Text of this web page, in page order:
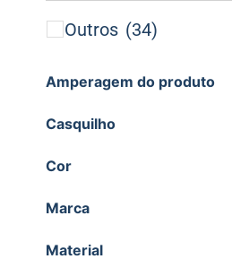
Outros (34)
Amperagem do produto
Casquilho
Cor
Marca
Material